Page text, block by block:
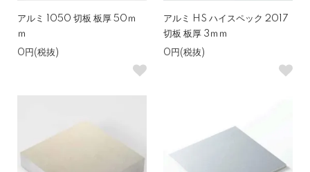
アルミ 1050 切板 板厚 50ｍ
ｍ
0円(税抜)
アルミ HS ハイスペック 2017
切板 板厚 3ｍｍ
0円(税抜)